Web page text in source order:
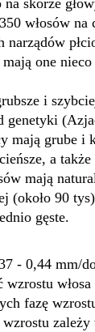
włosów
one
i
genetyki
mają grube i
a
mają
(około 90
gęste.
- 0,44 mm/
fazę